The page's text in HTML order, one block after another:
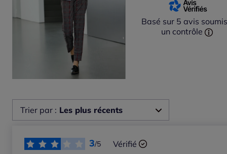
Basé sur 5 avis
un contrôle
Trier par : Les plus récents
3/5 Vérifié